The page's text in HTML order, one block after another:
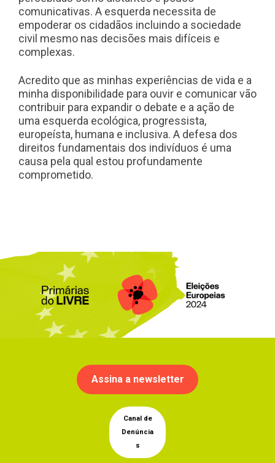
comunicativas. A esquerda necessita de
empoderar os cidadãos incluindo a sociedade
civil mesmo nas decisões mais difíceis e
complexas.
Acredito que as minhas experiências de vida e a
minha disponibilidade para ouvir e comunicar vão
contribuir para expandir o debate e a ação de
uma esquerda ecológica, progressista,
europeísta, humana e inclusiva. A defesa dos
direitos fundamentais dos indivíduos é uma
causa pela qual estou profundamente
comprometido.
Assina a newsletter
Canal de
Denúncia
s